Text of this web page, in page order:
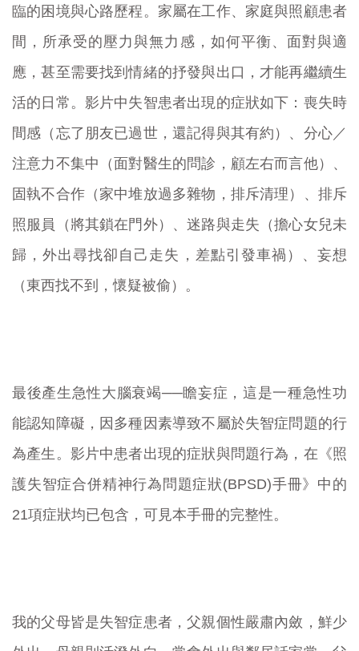
臨的困境與心路歷程。家屬在工作、家庭與照顧患者
間，所承受的壓力與無力感，如何平衡、面對與適
應，甚至需要找到情緒的抒發與出口，才能再繼續生
活的日常。影片中失智患者出現的症狀如下：喪失時
間感（忘了朋友已過世，還記得與其有約）、分心／
注意力不集中（面對醫生的問診，顧左右而言他）、
固執不合作（家中堆放過多雜物，排斥清理）、排斥
照服員（將其鎖在門外）、迷路與走失（擔心女兒未
歸，外出尋找卻自己走失，差點引發車禍）、妄想
（東西找不到，懷疑被偷）。
最後產生急性大腦衰竭──瞻妄症，這是一種急性功
能認知障礙，因多種因素導致不屬於失智症問題的行
為產生。影片中患者出現的症狀與問題行為，在《照
護失智症合併精神行為問題症狀(BPSD)手冊》中的
21項症狀均已包含，可見本手冊的完整性。
我的父母皆是失智症患者，父親個性嚴肅內斂，鮮少